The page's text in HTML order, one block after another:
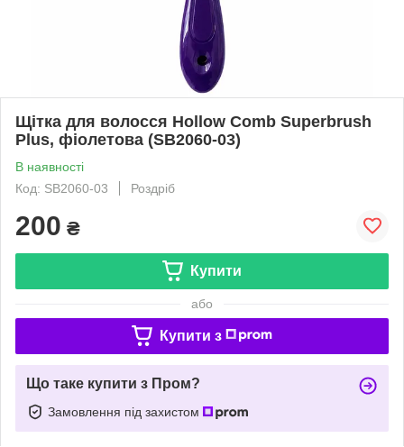
Щітка для волосся Hollow Comb Superbrush
Plus, фіолетова (SB2060-03)
В наявності
Код: SB2060-03
Роздріб
200 ₴
Купити
або
Купити з
Що таке купити з Пром?
Замовлення під захистом